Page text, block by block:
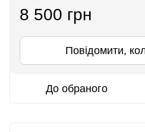
8 500 грн
Повідомити,
До обраного